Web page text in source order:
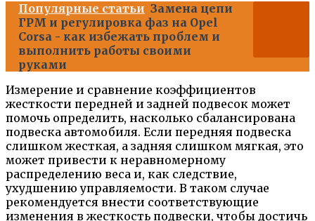
Популярные статьи Замена цепи
ГРМ и регулировка фаз на Opel
Corsa - как избежать проблем и
выполнить работы своими
руками
Измерение и сравнение коэффициентов
жесткости передней и задней подвесок может
помочь определить, насколько сбалансирована
подвеска автомобиля. Если передняя подвеска
слишком жесткая, а задняя слишком мягкая, это
может привести к неравномерному
распределению веса и, как следствие,
ухудшению управляемости. В таком случае
рекомендуется внести соответствующие
изменения в жесткость подвески, чтобы достичь